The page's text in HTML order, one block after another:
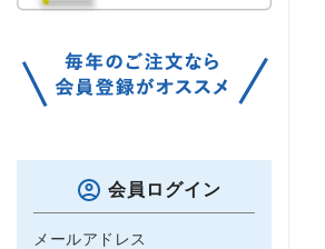
会員ログイン
メールアドレス